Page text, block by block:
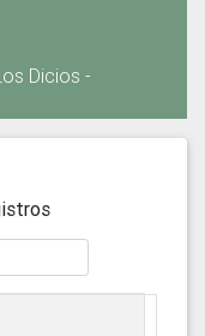
Dicios -